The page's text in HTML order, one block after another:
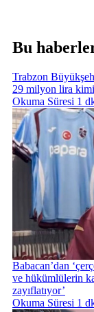
Bu
Trabzon
29 milyon lira
Okuma Süresi 1
Babacan’dan
ve hükümlülerin
zayıflatıyor’
Okuma Süresi 1